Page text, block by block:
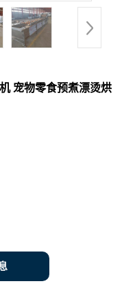
宠物零食预煮漂烫烘